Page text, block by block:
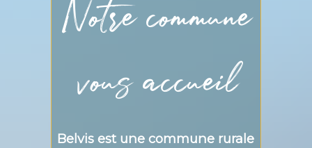
Notre commune
vous accueil
Belvis est une commune rurale